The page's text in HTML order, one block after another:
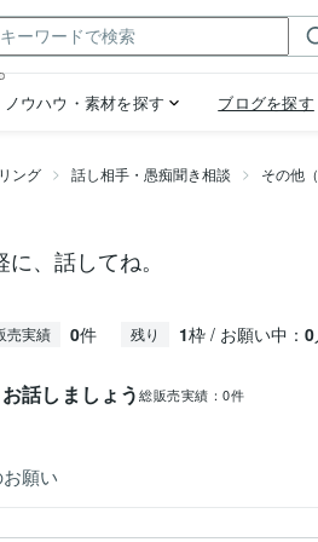
ング 話し相手・愚痴聞き相談 その他
、話してね。
売実績 0件 残り 1枠 / お願い中： 0
話しましょう総販売実績：0件
願い